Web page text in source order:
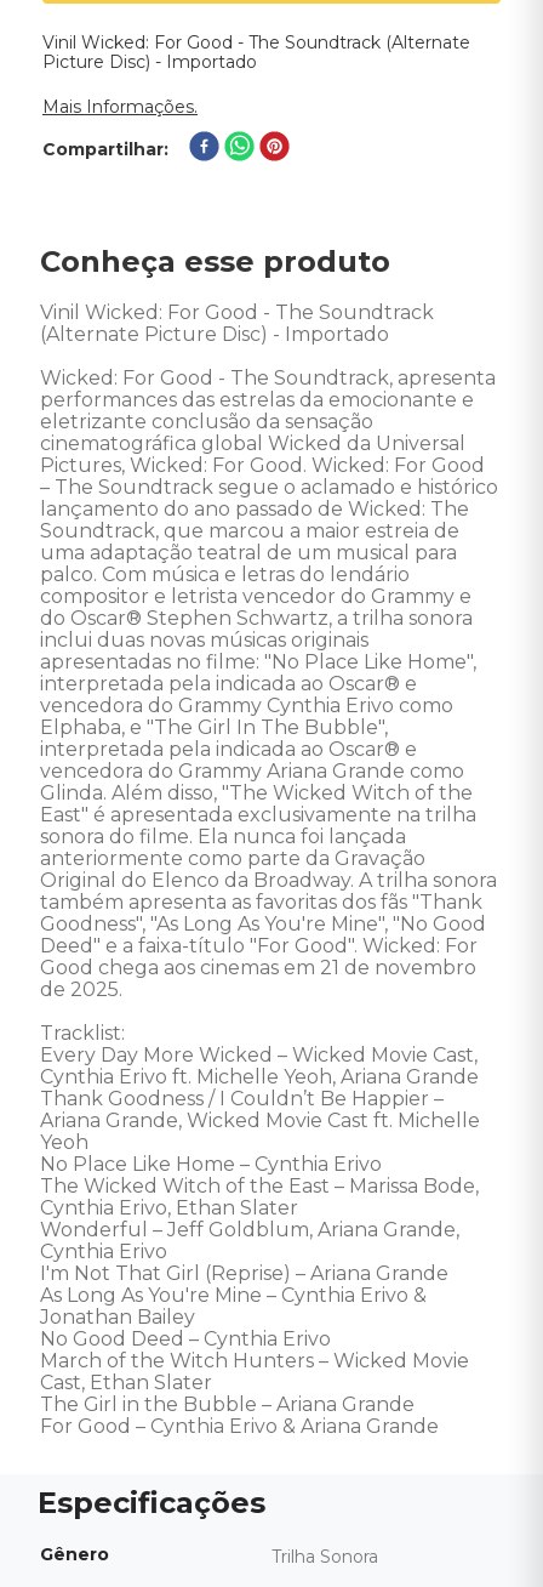
Vinil Wicked: For Good - The Soundtrack (Alternate
Picture Disc) - Importado
Mais Informações.
Compartilhar
Conheça esse produto
Vinil Wicked: For Good - The Soundtrack
(Alternate Picture Disc) - Importado
Wicked: For Good - The Soundtrack, apresenta
performances das estrelas da emocionante e
eletrizante conclusão da sensação
cinematográfica global Wicked da Universal
Pictures, Wicked: For Good. Wicked: For Good
– The Soundtrack segue o aclamado e histórico
lançamento do ano passado de Wicked: The
Soundtrack, que marcou a maior estreia de
uma adaptação teatral de um musical para
palco. Com música e letras do lendário
compositor e letrista vencedor do Grammy e
do Oscar® Stephen Schwartz, a trilha sonora
inclui duas novas músicas originais
apresentadas no filme: "No Place Like Home",
interpretada pela indicada ao Oscar® e
vencedora do Grammy Cynthia Erivo como
Elphaba, e "The Girl In The Bubble",
interpretada pela indicada ao Oscar® e
vencedora do Grammy Ariana Grande como
Glinda. Além disso, "The Wicked Witch of the
East" é apresentada exclusivamente na trilha
sonora do filme. Ela nunca foi lançada
anteriormente como parte da Gravação
Original do Elenco da Broadway. A trilha sonora
também apresenta as favoritas dos fãs "Thank
Goodness", "As Long As You're Mine", "No Good
Deed" e a faixa-título "For Good". Wicked: For
Good chega aos cinemas em 21 de novembro
de 2025.
Tracklist:
Every Day More Wicked – Wicked Movie Cast,
Cynthia Erivo ft. Michelle Yeoh, Ariana Grande
Thank Goodness / I Couldn’t Be Happier –
Ariana Grande, Wicked Movie Cast ft. Michelle
Yeoh
No Place Like Home – Cynthia Erivo
The Wicked Witch of the East – Marissa Bode,
Cynthia Erivo, Ethan Slater
Wonderful – Jeff Goldblum, Ariana Grande,
Cynthia Erivo
I'm Not That Girl (Reprise) – Ariana Grande
As Long As You're Mine – Cynthia Erivo &
Jonathan Bailey
No Good Deed – Cynthia Erivo
March of the Witch Hunters – Wicked Movie
Cast, Ethan Slater
The Girl in the Bubble – Ariana Grande
For Good – Cynthia Erivo & Ariana Grande
Gênero Trilha Sonora